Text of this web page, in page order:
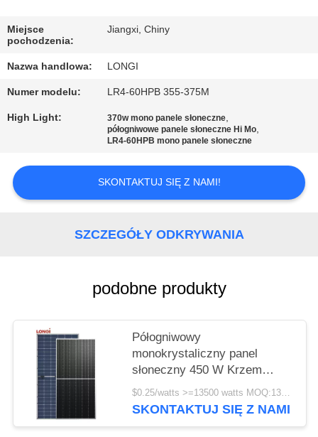
PRIVACY
POLICY
Miejsce
pochodzenia:
Jiangxi, Chiny
Nazwa handlowa: LONGI
Numer modelu: LR4-60HPB 355-375M
High Light: 370w mono panele słoneczne,
półogniwowe panele słoneczne Hi Mo,
LR4-60HPB mono panele słoneczne
SKONTAKTUJ SIĘ Z NAMI!
SZCZEGÓŁY ODKRYWANIA
podobne produkty
Półogniwowy
monokrystaliczny panel
słoneczny 450 W Krzem
monokrystaliczny LONGI LR4
72HPH 450M 25 lat gwarancji
SKONTAKTUJ SIĘ Z NAMI